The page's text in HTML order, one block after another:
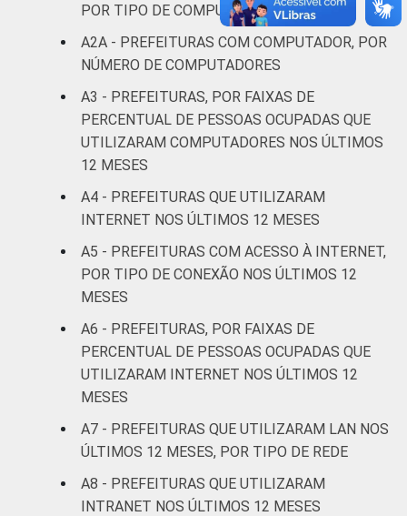
Fonte: CGI.br/NIC.br, Centro Regional de
Estudos para o Desenvolvimento da
Sociedade da Informação (Cetic.br),
Pesquisa sobre o uso das tecnologias de
informação e comunicação no setor público
brasileiro - TIC Governo Eletrônico 2017
POR TIPO DE COMPUTADOR
A2A - PREFEITURAS COM COMPUTADOR, POR
NÚMERO DE COMPUTADORES
A3 - PREFEITURAS, POR FAIXAS DE
PERCENTUAL DE PESSOAS OCUPADAS QUE
UTILIZARAM COMPUTADORES NOS ÚLTIMOS
12 MESES
A4 - PREFEITURAS QUE UTILIZARAM
INTERNET NOS ÚLTIMOS 12 MESES
A5 - PREFEITURAS COM ACESSO À INTERNET,
POR TIPO DE CONEXÃO NOS ÚLTIMOS 12
MESES
A6 - PREFEITURAS, POR FAIXAS DE
PERCENTUAL DE PESSOAS OCUPADAS QUE
UTILIZARAM INTERNET NOS ÚLTIMOS 12
MESES
A7 - PREFEITURAS QUE UTILIZARAM LAN NOS
ÚLTIMOS 12 MESES, POR TIPO DE REDE
A8 - PREFEITURAS QUE UTILIZARAM
INTRANET NOS ÚLTIMOS 12 MESES